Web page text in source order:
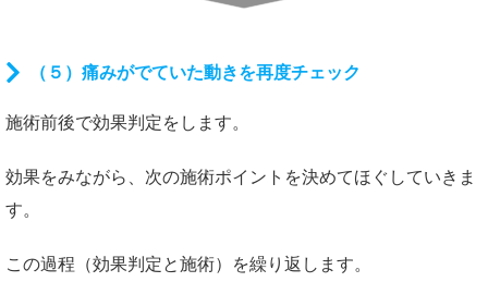
（５）痛みがでていた動きを再度チェック
施術前後で効果判定をします。
効果をみながら、次の施術ポイントを決めてほぐしていきま
す。
この過程（効果判定と施術）を繰り返します。